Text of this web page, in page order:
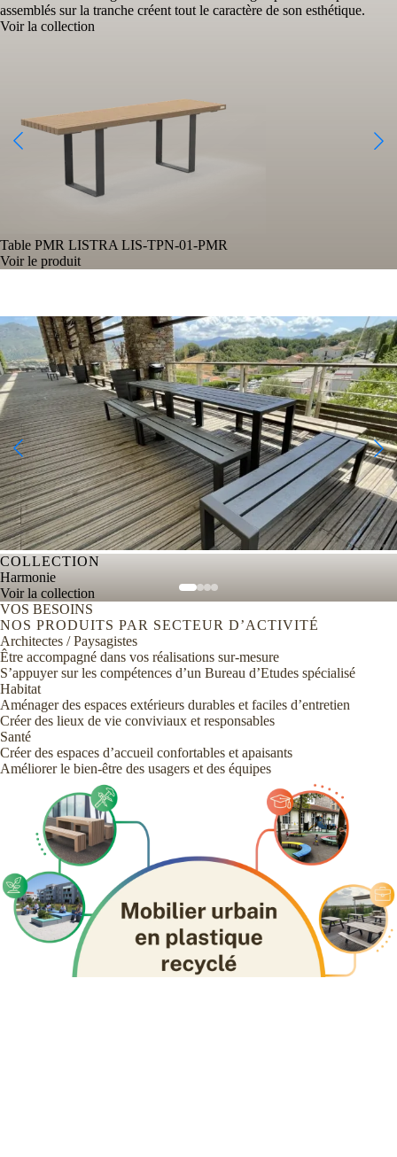
assemblés sur la tranche créent tout le caractère de son esthétique.
Voir la collection
Table PMR LISTRA LIS-TPN-01-PMR
Voir le produit
COLLECTION
Harmonie
Voir la collection
VOS BESOINS
NOS PRODUITS PAR SECTEUR D’ACTIVITÉ
Architectes / Paysagistes
Être accompagné dans vos réalisations sur-mesure
S’appuyer sur les compétences d’un Bureau d’Etudes spécialisé
Habitat
Aménager des espaces extérieurs durables et faciles d’entretien
Créer des lieux de vie conviviaux et responsables
Santé
Créer des espaces d’accueil confortables et apaisants
Améliorer le bien-être des usagers et des équipes